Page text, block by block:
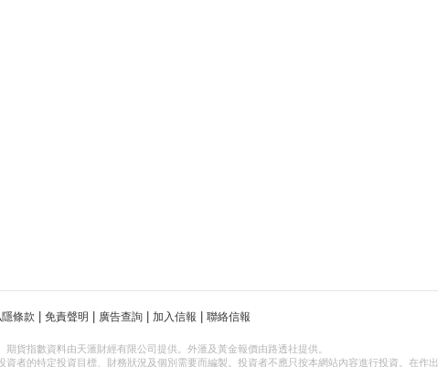
條款 | 免責聲明 | 廣告查詢 | 加入信報 | 聯絡信報
貨指數資料由天滙財經有限公司提供。外滙及黃金報價由路透社提供。
者的特定投資目標、財務狀況及個別需要而編製。投資者不應只按本網站內容進行投資。在作出